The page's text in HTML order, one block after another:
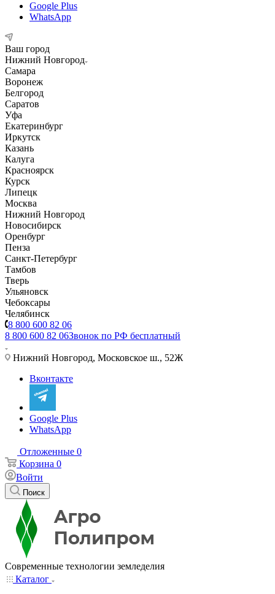
Google Plus
WhatsApp
Ваш город
Нижний Новгород
Самара
Воронеж
Белгород
Саратов
Уфа
Екатеринбург
Иркутск
Казань
Калуга
Красноярск
Курск
Липецк
Москва
Нижний Новгород
Новосибирск
Оренбург
Пенза
Санкт-Петербург
Тамбов
Тверь
Ульяновск
Чебоксары
Челябинск
8 800 600 82 06
8 800 600 82 06Звонок по РФ бесплатный
Нижний Новгород, Московское ш., 52Ж
Вконтакте
Google Plus
WhatsApp
Отложенные 0
Корзина 0
Войти
Поиск
Современные технологии земледелия
Каталог